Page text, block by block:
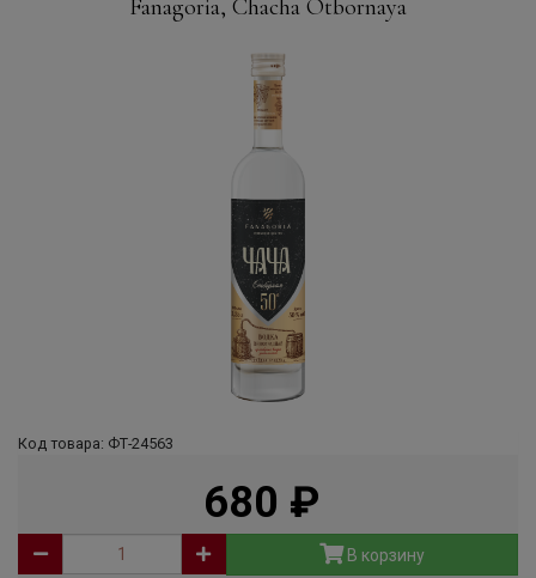
Fanagoria, Chacha Otbornaya
Код товара: ФТ-24563
680
В корзину